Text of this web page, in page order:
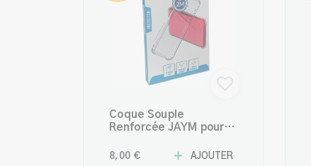
Coque Souple
Renforcée JAYM pour
4G – Protection
8,00 € AJOUTER